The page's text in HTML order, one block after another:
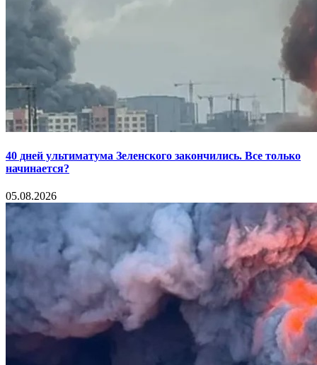
40 дней ультиматума Зеленского закончились. Все только
начинается?
05.08.2026